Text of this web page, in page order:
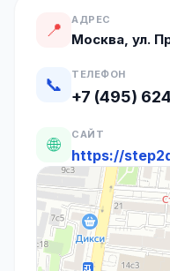
📍 АДРЕС
Москва, ул.
📞 ТЕЛЕФОН
+7 (495)
🌐 САЙТ
https://